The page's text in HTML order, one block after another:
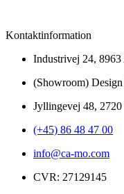
Kontaktinformation
Industrivej 24,
(Showroom)
Jyllingevej 48, 2720
(+45) 86 48 47 00
info@ca-mo.com
CVR: 27129145